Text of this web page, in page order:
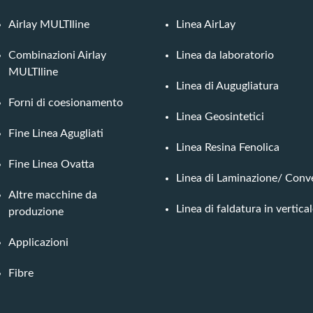
Airlay MULTIline
Combinazioni Airlay
MULTIline
Forni di coesionamento
Fine Linea Agugliati
Fine Linea Ovatta
Altre macchine da
produzione
Applicazioni
Fibre
Linea AirLay
Linea da laboratorio
Linea di Augugliatura
Linea Geosintetici
Linea Resina Fenolica
Linea di Laminazione/
Linea di faldatura in